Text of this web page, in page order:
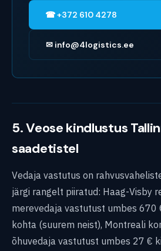
☎ +372 610 4278
✉ info@4logistics.ee
5. Veose kindlustus
saadetistel
Vedaja vastutus on
järgi rangelt piiratud: Haag-Visby
merevedaja vastutust umbes 670
kohta (suurem neist), Montreali
õhuvedaja vastutust umbes 27 €